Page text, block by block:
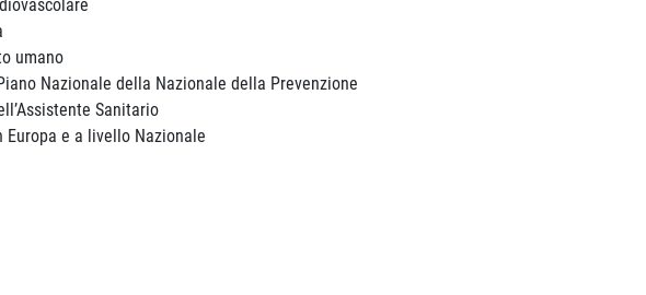
umano
Nazionale della Nazionale della Prevenzione
Sanitario
Europa e a livello Nazionale